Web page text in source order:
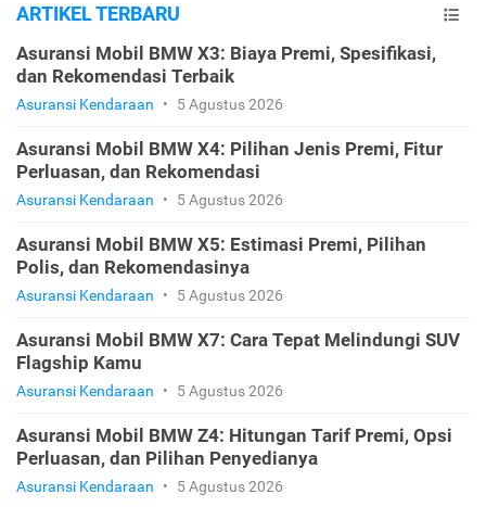
ARTIKEL TERBARU
Asuransi Mobil BMW X3: Biaya Premi, Spesifikasi,
dan Rekomendasi Terbaik
Asuransi Kendaraan • 5 Agustus 2026
Asuransi Mobil BMW X4: Pilihan Jenis Premi, Fitur
Perluasan, dan Rekomendasi
Asuransi Kendaraan • 5 Agustus 2026
Asuransi Mobil BMW X5: Estimasi Premi, Pilihan
Polis, dan Rekomendasinya
Asuransi Kendaraan • 5 Agustus 2026
Asuransi Mobil BMW X7: Cara Tepat Melindungi SUV
Flagship Kamu
Asuransi Kendaraan • 5 Agustus 2026
Asuransi Mobil BMW Z4: Hitungan Tarif Premi, Opsi
Perluasan, dan Pilihan Penyedianya
Asuransi Kendaraan • 5 Agustus 2026